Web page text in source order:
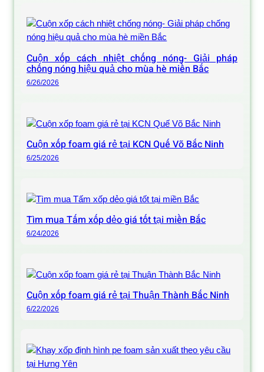
Cuộn xốp cách nhiệt chống nóng- Giải pháp
chống nóng hiệu quả cho mùa hè miền Bắc
6/26/2026
Cuộn xốp foam giá rẻ tại KCN Quế Võ Bắc Ninh
6/25/2026
Tìm mua Tấm xốp dẻo giá tốt tại miền Bắc
6/24/2026
Cuộn xốp foam giá rẻ tại Thuận Thành Bắc Ninh
6/22/2026